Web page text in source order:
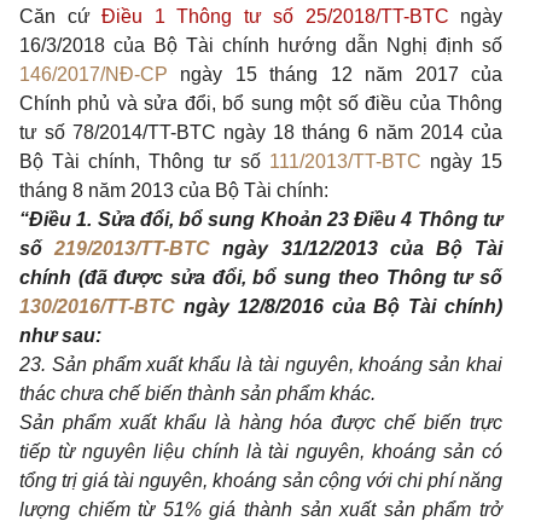
Căn cứ Điều 1 Thông tư số 25/2018/TT-BTC ngày
16/3/2018 của Bộ Tài chính hướng dẫn Nghị định số
146/2017/NĐ-CP ngày 15 tháng 12 năm 2017 của
Chính phủ và sửa đổi, bổ sung một số điều của Thông
tư số 78/2014/TT-BTC ngày 18 tháng 6 năm 2014 của
Bộ Tài chính, Thông tư số 111/2013/TT-BTC ngày 15
tháng 8 năm 2013 của Bộ Tài chính:
“Điều 1. Sửa đổi, bổ sung Khoản 23 Điều 4 Thông tư
số219/2013/TT-BTC ngày 31/12/2013 của Bộ Tài
chính (đã được sửa đổi, bổ sung theo Thông tư số
130/2016/TT-BTC ngày 12/8/2016 của Bộ Tài chính)
như sau:
23. Sản phẩm xuất khẩu là tài nguyên, khoáng sản khai
thác chưa chế biến thành sản phẩm khác.
Sản phẩm xuất khẩu là hàng hóa được chế biến trực
tiếp từ nguyên liệu chính là tài nguyên, khoáng sản có
tổng trị giá tài nguyên, khoáng sản cộng với chi phí năng
lượng chiếm từ 51% giá thành sản xuất sản phẩm trở